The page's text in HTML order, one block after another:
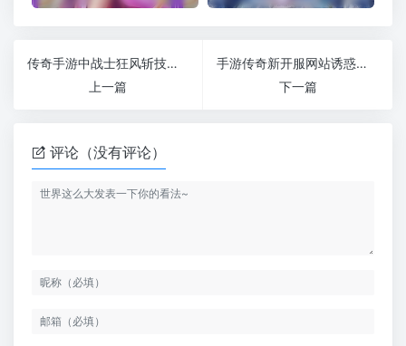
传奇手游中战士狂风斩技能有什么作用
上一篇
手游传奇新开服网站诱惑之光要如何来使用
下一篇
评论（没有评论）